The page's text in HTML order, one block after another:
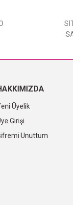
Üyelik
Girişi
Unuttum